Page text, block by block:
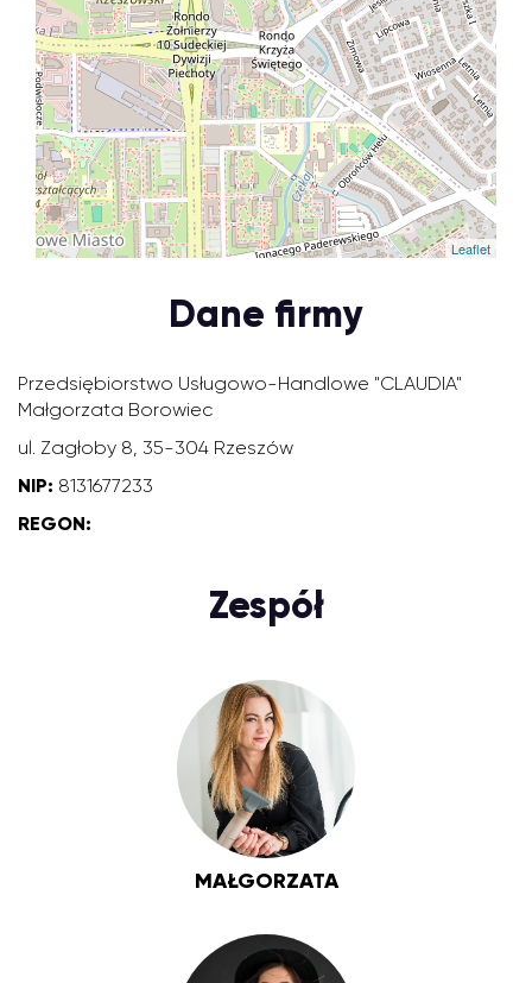
Leaflet
Dane firmy
Przedsiębiorstwo Usługowo-Handlowe "CLAUDIA"
Małgorzata Borowiec
ul. Zagłoby 8, 35-304 Rzeszów
NIP: 8131677233
REGON:
Zespół
MAŁGORZATA